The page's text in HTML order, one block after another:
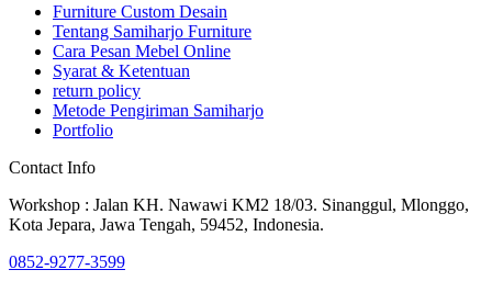
Furniture Custom Desain
Tentang Samiharjo Furniture
Cara Pesan Mebel Online
Syarat & Ketentuan
return policy
Metode Pengiriman Samiharjo
Portfolio
Contact Info
Workshop : Jalan KH. Nawawi KM2 18/03. Sinanggul, Mlonggo,
Kota Jepara, Jawa Tengah, 59452, Indonesia.
0852-9277-3599